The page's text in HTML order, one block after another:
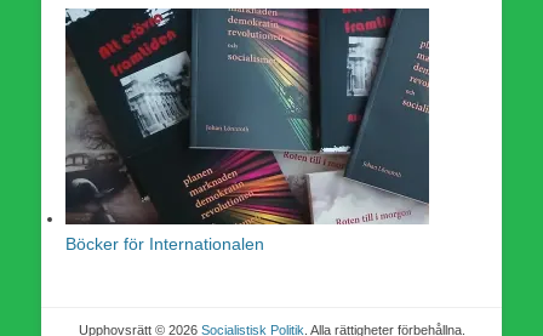
Böcker för Internationalen
Upphovsrätt © 2026 Socialistisk Politik . Alla rättigheter förbehållna.